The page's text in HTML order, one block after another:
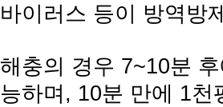
바이러스 등이 방역방
해충의 경우 7~10분
능하며, 10분 만에 1천